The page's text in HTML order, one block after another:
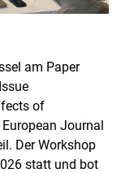
am Paper
of
Journal
Der Workshop
statt und bot